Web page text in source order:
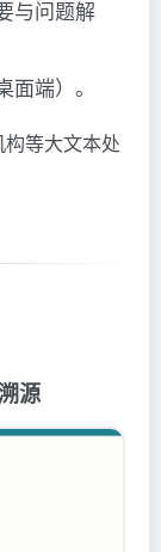
与问题解
面端）。
构等大文本处
源